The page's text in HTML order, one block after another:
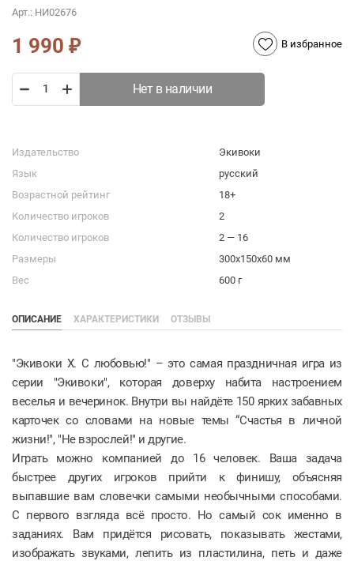
Арт.: НИ02676
1 990 ₽ В избранное
Нет в наличии
Издательство
Экивоки
Язык
русский
Возрастной рейтинг
18+
Количество игроков
2
Количество игроков
2 — 16
Размеры
300x150x60 мм
Вес
600 г
ОПИСАНИЕ ХАРАКТЕРИСТИКИ ОТЗЫВЫ
"Экивоки Х. С любовью!" – это самая праздничная игра из
серии "Экивоки", которая доверху набита настроением
веселья и вечеринок. Внутри вы найдёте 150 ярких забавных
карточек со словами на новые темы “Счастья в личной
жизни!", "Не взрослей!" и другие.
Играть можно компанией до 16 человек. Ваша задача
быстрее других игроков прийти к финишу, объясняя
выпавшие вам словечки самыми необычными способами.
С первого взгляда всё просто. Но самый сок именно в
заданиях. Вам придётся рисовать, показывать жестами,
изображать звуками, лепить из пластилина, петь и даже